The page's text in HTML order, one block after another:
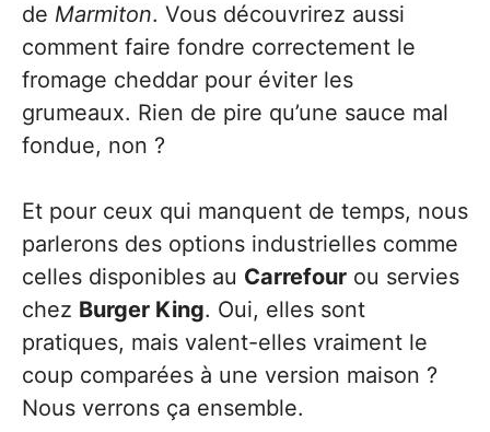
de Marmiton. Vous découvrirez aussi
comment faire fondre correctement le
fromage cheddar pour éviter les
grumeaux. Rien de pire qu’une sauce mal
fondue, non ?
Et pour ceux qui manquent de temps, nous
parlerons des options industrielles comme
celles disponibles au Carrefour ou servies
chez Burger King. Oui, elles sont
pratiques, mais valent-elles vraiment le
coup comparées à une version maison ?
Nous verrons ça ensemble.